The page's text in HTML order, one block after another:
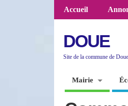
Accueil
DOUE
Site de la commune de Doue
Mairie